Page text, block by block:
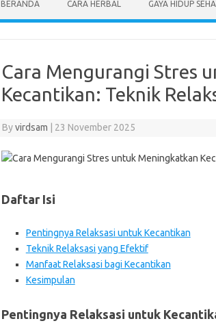
BERANDA CARA HERBAL GAYA HIDUP
Cara Mengurangi Stres
Kecantikan: Teknik
Byvirdsam 23 November 2025
Daftar Isi
Pentingnya Relaksasi untuk Kecantikan
Teknik Relaksasi yang Efektif
Manfaat Relaksasi bagi Kecantikan
Kesimpulan
Pentingnya Relaksasi untuk